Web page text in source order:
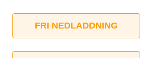
FRI NEDLADDNING